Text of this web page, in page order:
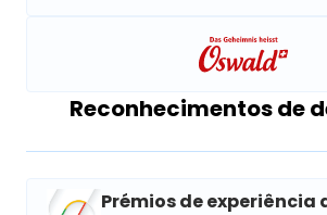
Reconhecimentos de
Prémios de experiência